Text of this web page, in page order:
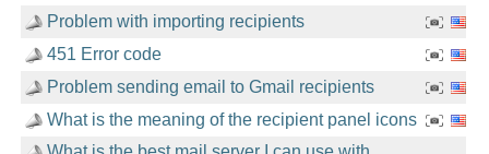
Problem with importing recipients
451 Error code
Problem sending email to Gmail recipients
What is the meaning of the recipient panel icons